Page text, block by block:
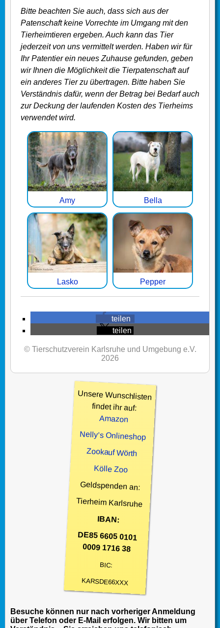
Bitte beachten Sie auch, dass sich aus der
Patenschaft keine Vorrechte im Umgang mit den
Tierheimtieren ergeben. Auch kann das Tier
jederzeit von uns vermittelt werden. Haben wir für
Ihr Patentier ein neues Zuhause gefunden, geben
wir Ihnen die Möglichkeit die Tierpatenschaft auf
ein anderes Tier zu übertragen. Bitte haben Sie
Verständnis dafür, wenn der Betrag bei Bedarf auch
zur Deckung der laufenden Kosten des Tierheims
verwendet wird.
Amy Bella
Lasko Pepper
teilen
teilen
© Tierschutzverein Karlsruhe und Umgebung e.V.
2026
Unsere Wunschlisten
findet ihr auf:
Amazon
Nelly’s Onlineshop
Zookauf Wörth
Kölle Zoo
Geldspenden an:
Tierheim Karlsruhe
IBAN:
DE85 6605 0101
0009 1716 38
BIC:
KARSDE66XXX
Besuche können nur nach vorheriger Anmeldung
über Telefon oder E-Mail erfolgen. Wir bitten um